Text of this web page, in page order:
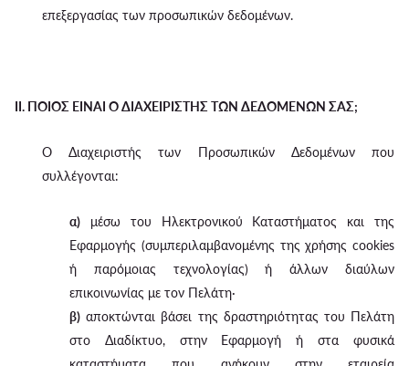
επεξεργασίας των προσωπικών δεδομένων.
II. ΠΟΙΟΣ ΕΙΝΑΙ Ο ΔΙΑΧΕΙΡΙΣΤΗΣ ΤΩΝ ΔΕΔΟΜΕΝΩΝ ΣΑΣ;
Ο Διαχειριστής των Προσωπικών Δεδομένων που
συλλέγονται:
α) μέσω του Ηλεκτρονικού Καταστήματος και της
Εφαρμογής (συμπεριλαμβανομένης της χρήσης cookies
ή παρόμοιας τεχνολογίας) ή άλλων διαύλων
επικοινωνίας με τον Πελάτη·
β) αποκτώνται βάσει της δραστηριότητας του Πελάτη
στο Διαδίκτυο, στην Εφαρμογή ή στα φυσικά